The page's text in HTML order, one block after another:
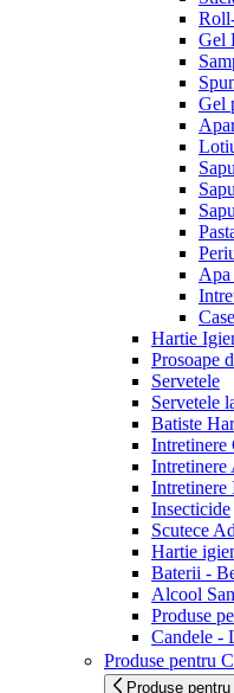
Gel
Gel
Apa
Hartie
Prosoape
Servetele
Servetele
Batiste
Intretinere
Intretinere
Intretinere
Insecticide
Scutece
Hartie
Baterii -
Alcool
Produse
Candele -
Produse pentru
Produse pentru